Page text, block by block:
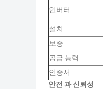
인버터
설치
보증
공급 능력
인증서
안전 과 신뢰성